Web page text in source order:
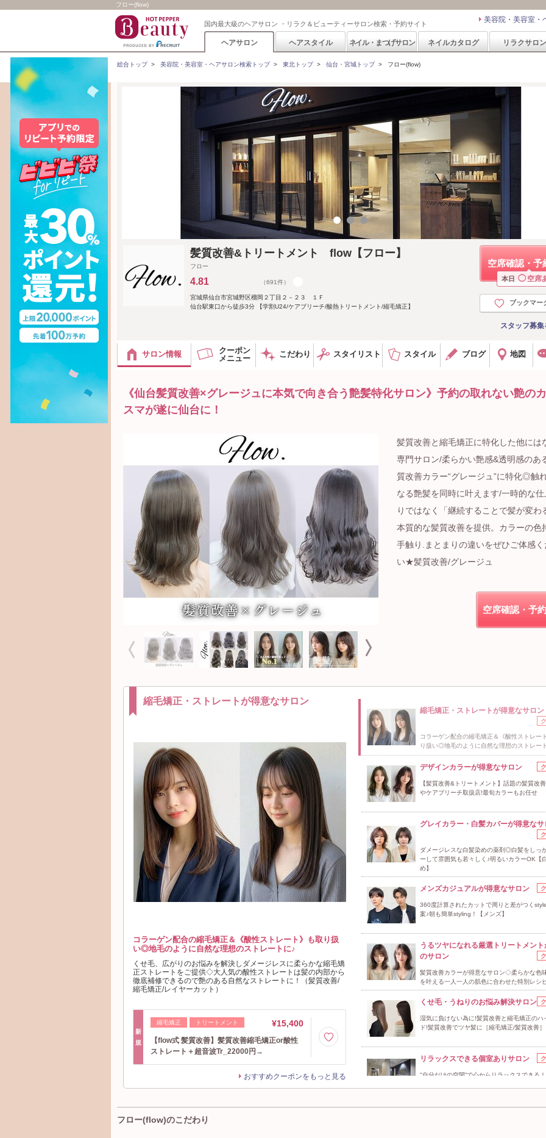
フロー(flow)
国内最大級のヘアサロン ・リラク＆ビューティーサロン検索・予約サイト 美容院・美容室・
ヘアサロン ヘアスタイル ネイル・まつげサロン ネイルカタログ リラクサロン
総合トップ> 美容院・美容室・ヘアサロン検索トップ> 東北トップ> 仙台・宮城トップ> フロー(flow)
空席確認・予
本日 ◯ 空席
ブックマー
スタッフ募
髪質改善&トリートメント flow【フロー】
フロー
4.81 （691件）
宮城県仙台市宮城野区榴岡２丁目２－２３ １Ｆ
仙台駅東口から徒歩3分 【学割U24/ケアブリーチ/酸熱トリートメント/縮毛矯正】
サロン情報
クーポン
メニュー
こだわり スタイリスト スタイル ブログ 地図
《仙台髪質改善×グレージュに本気で向き合う艶髪特化サロン》予約の取れない艶の
スマが遂に仙台に！
髪質改善と縮毛矯正に特化した他には
専門サロン/柔らかい艶感&透明感のあ
質改善カラー“グレージュ”に特化◎触
なる艶髪を同時に叶えます/一時的な仕
りではなく「継続することで髪が変わ
本質的な髪質改善を提供。カラーの色
手触り.まとまりの違いをぜひご体感く
い★髪質改善/グレージュ
空席確認・予
縮毛矯正・ストレートが得意なサロン
コラーゲン配合の縮毛矯正＆《酸性ストレート》も取り扱
い◎地毛のように自然な理想のストレートに♪
くせ毛、広がりのお悩みを解決しダメージレスに柔らかな縮毛矯
正ストレートをご提供◇大人気の酸性ストレートは髪の内部から
徹底補修できるので艶のある自然なストレートに！（髪質改善/
縮毛矯正/レイヤーカット）
新
規
縮毛矯正 トリートメント ¥15,400
【flow式 髪質改善】髪質改善縮毛矯正or酸性
ストレート＋超音波Tr_22000円→
おすすめクーポンをもっと見る
縮毛矯正・ストレートが得意なサロン
コラーゲン配合の縮毛矯正＆《酸性ストレー
り扱い◎地毛のように自然な理想のストレー
デザインカラーが得意なサロン
【髪質改善&トリートメント】話題の髪質改
やケアブリーチ取扱店!最旬カラーもお任せ
グレイカラー・白髪カバーが得意なサ
ダメージレスな白髪染めの薬剤◎白髪をしっ
ーして雰囲気も若々しく♪明るいカラーOK【
め】
メンズカジュアルが得意なサロン
360度計算されたカットで周りと差がつく
案♪朝も簡単styling！【メンズ】
うるツヤになれる厳選トリートメント
のサロン
髪質改善カラーが得意なサロン◇柔らかな色
を叶える一人一人の肌色に合わせた特別レシ
くせ毛・うねりのお悩み解決サロン
湿気に負けない為に!髪質改善と縮毛矯正のハ
ド!髪質改善でツヤ髪に［縮毛矯正/髪質改善］
リラックスできる個室ありサロン
"自分だけの空間”で心からリラックスできる
フロー(flow)のこだわり